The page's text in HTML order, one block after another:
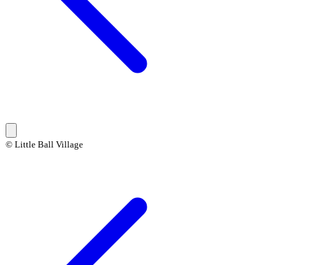
© Little Ball Village